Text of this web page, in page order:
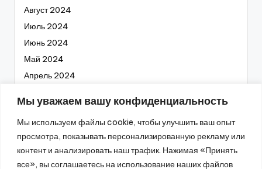
Мы уважаем вашу конфиденциальность
Мы используем файлы cookie, чтобы улучшить ваш опыт
просмотра, показывать персонализированную рекламу или
контент и анализировать наш трафик. Нажимая «Принять
все», вы соглашаетесь на использование наших файлов
Август 2024
Июль 2024
Июнь 2024
Май 2024
Апрель 2024
Февраль 2024
Январь 2024
Декабрь 2023